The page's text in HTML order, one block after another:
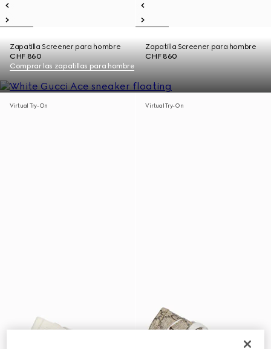
Zapatilla Screener para hombre
CHF 860
Zapatilla Screener para hombre
CHF 860
Comprar las zapatillas para hombre
Virtual Try-On Virtual Try-On